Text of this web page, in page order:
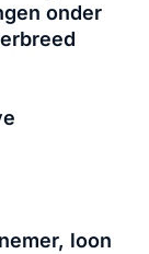
onder
loon